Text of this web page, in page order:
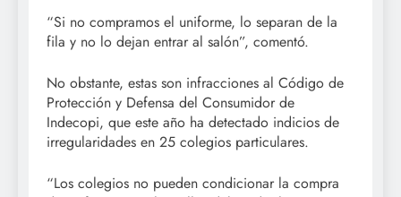
“Si no compramos el uniforme, lo separan de la
fila y no lo dejan entrar al salón”, comentó.
No obstante, estas son infracciones al Código de
Protección y Defensa del Consumidor de
Indecopi, que este año ha detectado indicios de
irregularidades en 25 colegios particulares.
“Los colegios no pueden condicionar la compra